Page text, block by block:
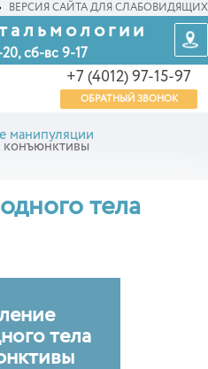
ВЕРСИЯ САЙТА ДЛЯ СЛАБОВИДЯЩИХ
сб-вс 9-17
+7 (4012) 97-15-97
ОБРАТНЫЙ ЗВОНОК
манипуляции
конъюнктивы
тела
тела